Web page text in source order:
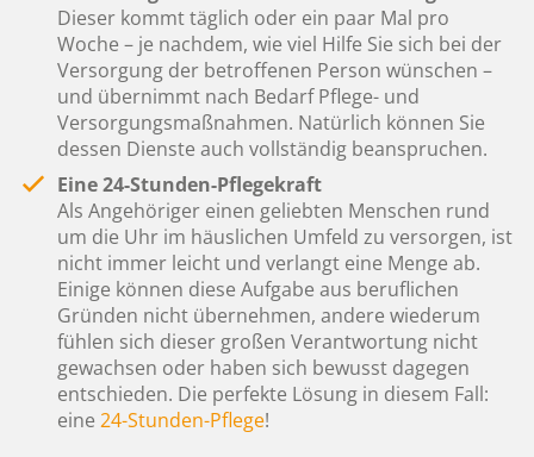
Dieser kommt täglich oder ein paar Mal pro
Woche – je nachdem, wie viel Hilfe Sie sich bei der
Versorgung der betroffenen Person wünschen –
und übernimmt nach Bedarf Pflege- und
Versorgungsmaßnahmen. Natürlich können Sie
dessen Dienste auch vollständig beanspruchen.
Eine 24-Stunden-Pflegekraft
Als Angehöriger einen geliebten Menschen rund
um die Uhr im häuslichen Umfeld zu versorgen, ist
nicht immer leicht und verlangt eine Menge ab.
Einige können diese Aufgabe aus beruflichen
Gründen nicht übernehmen, andere wiederum
fühlen sich dieser großen Verantwortung nicht
gewachsen oder haben sich bewusst dagegen
entschieden. Die perfekte Lösung in diesem Fall:
eine 24-Stunden-Pflege!